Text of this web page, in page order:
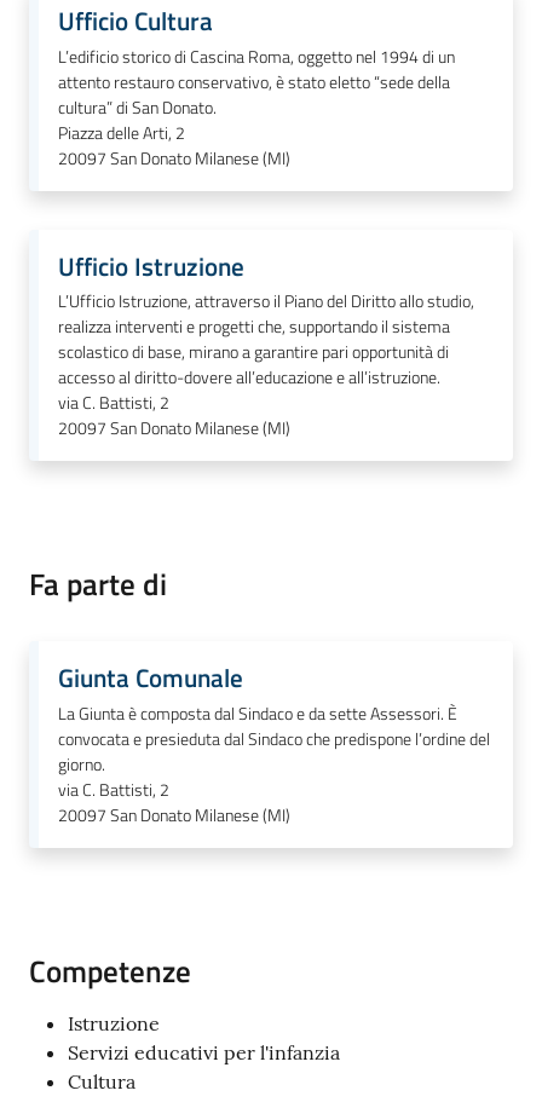
Ufficio Cultura
L’edificio storico di Cascina Roma, oggetto nel 1994 di un
attento restauro conservativo, è stato eletto “sede della
cultura” di San Donato.
Piazza delle Arti, 2
20097San Donato Milanese (MI)
Ufficio Istruzione
L’Ufficio Istruzione, attraverso il Piano del Diritto allo studio,
realizza interventi e progetti che, supportando il sistema
scolastico di base, mirano a garantire pari opportunità di
accesso al diritto-dovere all’educazione e all’istruzione.
via C. Battisti, 2
20097San Donato Milanese (MI)
Fa parte di
Giunta Comunale
La Giunta è composta dal Sindaco e da sette Assessori. È
convocata e presieduta dal Sindaco che predispone l’ordine del
giorno.
via C. Battisti, 2
20097San Donato Milanese (MI)
Competenze
Istruzione
Servizi educativi per l'infanzia
Cultura